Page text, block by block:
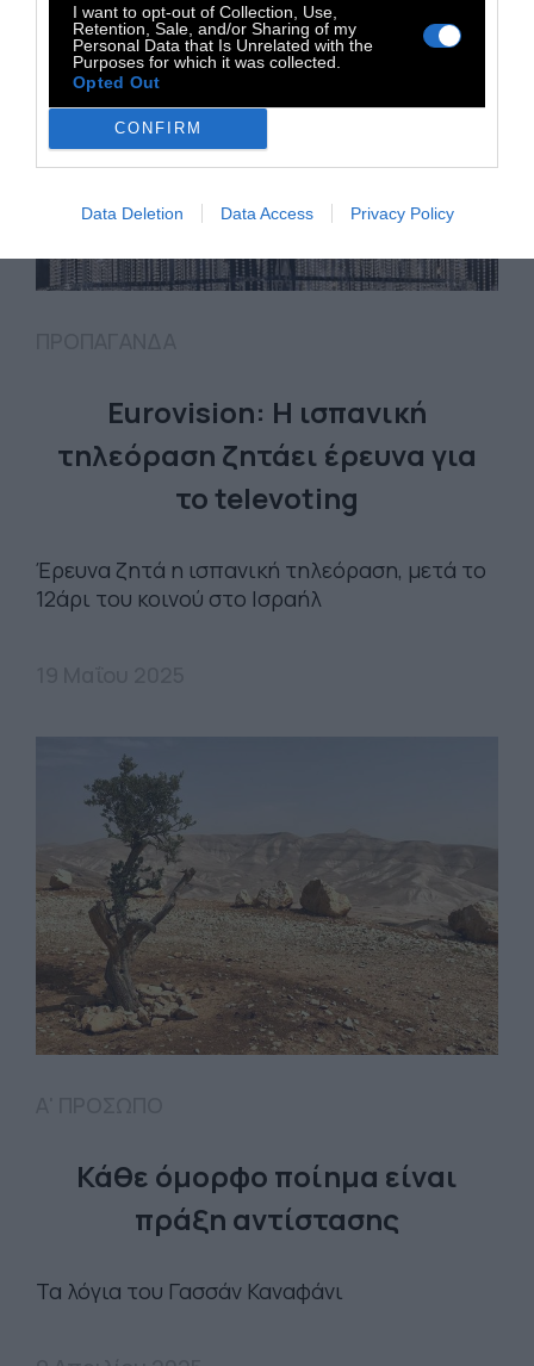
I want to opt-out of Collection, Use,
Retention, Sale, and/or Sharing of my
Personal Data that Is Unrelated with the
Purposes for which it was collected.
Opted Out
CONFIRM
Data Deletion Data Access Privacy Policy
Eurovision: Η ισπανική
τηλεόραση ζητάει έρευνα για
το televoting
Έρευνα ζητά η ισπανική τηλεόραση, μετά το
12άρι του κοινού στο Ισραήλ
Κάθε όμορφο ποίημα είναι
πράξη αντίστασης
Τα λόγια του Γασσάν Καναφάνι